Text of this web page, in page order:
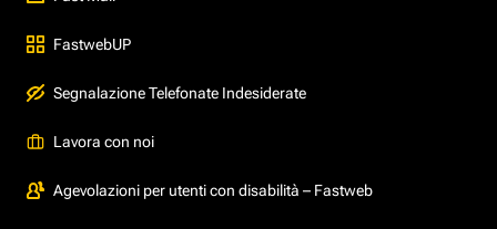
FastwebUP
Segnalazione Telefonate Indesiderate
Lavora con noi
Agevolazioni per utenti con disabilità – Fastweb